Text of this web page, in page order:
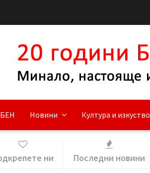
Новини Култура и изкуство
ни Последни новини